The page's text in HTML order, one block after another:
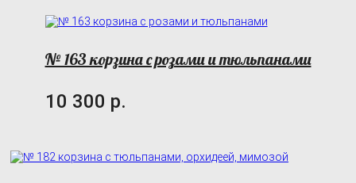
№ 163 корзина с розами и тюльпанами
10 300 р.